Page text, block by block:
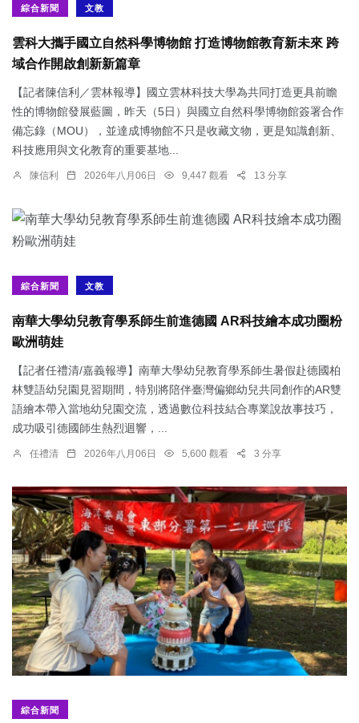
綜合新聞 文教
雲科大攜手國立自然科學博物館 打造博物館教育新未來 跨
域合作開啟創新新篇章
【記者陳信利／雲林報導】國立雲林科技大學為共同打造更具前瞻
性的博物館發展藍圖，昨天（5日）與國立自然科學博物館簽署合作
備忘錄（MOU），並達成博物館不只是收藏文物，更是知識創新、
科技應用與文化教育的重要基地...
陳信利 2026年八月06日 9,447 觀看 13 分享
綜合新聞 文教
南華大學幼兒教育學系師生前進德國 AR科技繪本成功圈粉
歐洲萌娃
【記者任禮清/嘉義報導】南華大學幼兒教育學系師生暑假赴德國柏
林雙語幼兒園見習期間，特別將陪伴臺灣偏鄉幼兒共同創作的AR雙
語繪本帶入當地幼兒園交流，透過數位科技結合專業說故事技巧，
成功吸引德國師生熱烈迴響，...
任禮清 2026年八月06日 5,600 觀看 3 分享
綜合新聞